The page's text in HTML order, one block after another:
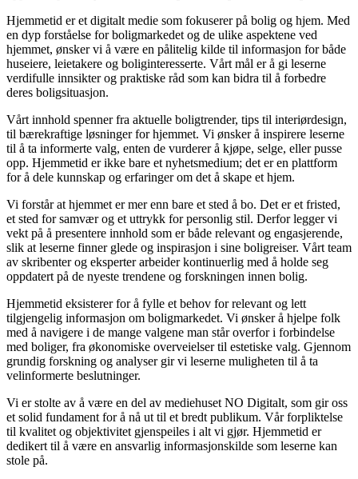
Hjemmetid er et digitalt medie som fokuserer på bolig og hjem. Med
en dyp forståelse for boligmarkedet og de ulike aspektene ved
hjemmet, ønsker vi å være en pålitelig kilde til informasjon for både
huseiere, leietakere og boliginteresserte. Vårt mål er å gi leserne
verdifulle innsikter og praktiske råd som kan bidra til å forbedre
deres boligsituasjon.
Vårt innhold spenner fra aktuelle boligtrender, tips til interiørdesign,
til bærekraftige løsninger for hjemmet. Vi ønsker å inspirere leserne
til å ta informerte valg, enten de vurderer å kjøpe, selge, eller pusse
opp. Hjemmetid er ikke bare et nyhetsmedium; det er en plattform
for å dele kunnskap og erfaringer om det å skape et hjem.
Vi forstår at hjemmet er mer enn bare et sted å bo. Det er et fristed,
et sted for samvær og et uttrykk for personlig stil. Derfor legger vi
vekt på å presentere innhold som er både relevant og engasjerende,
slik at leserne finner glede og inspirasjon i sine boligreiser. Vårt team
av skribenter og eksperter arbeider kontinuerlig med å holde seg
oppdatert på de nyeste trendene og forskningen innen bolig.
Hjemmetid eksisterer for å fylle et behov for relevant og lett
tilgjengelig informasjon om boligmarkedet. Vi ønsker å hjelpe folk
med å navigere i de mange valgene man står overfor i forbindelse
med boliger, fra økonomiske overveielser til estetiske valg. Gjennom
grundig forskning og analyser gir vi leserne muligheten til å ta
velinformerte beslutninger.
Vi er stolte av å være en del av mediehuset NO Digitalt, som gir oss
et solid fundament for å nå ut til et bredt publikum. Vår forpliktelse
til kvalitet og objektivitet gjenspeiles i alt vi gjør. Hjemmetid er
dedikert til å være en ansvarlig informasjonskilde som leserne kan
stole på.